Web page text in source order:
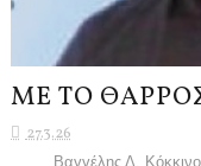
ΜΕ ΤΟ
27.3.26
Βαγγέλης Δ. Κόκκινος,